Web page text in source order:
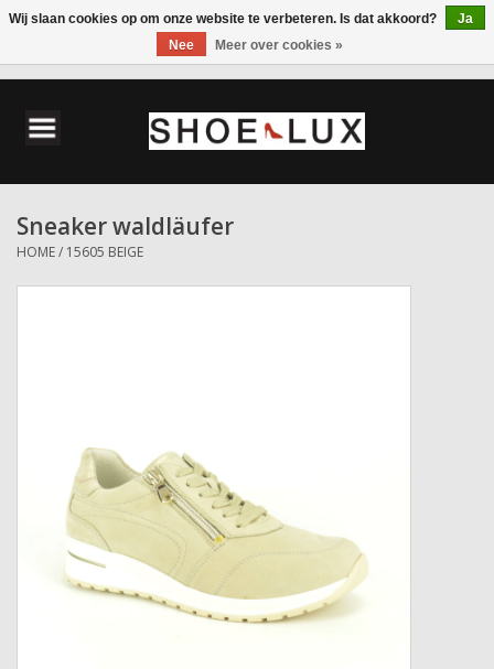
Herenschoenen
Accessoires
Sneaker waldläufer
HOME/ 15605 BEIGE
Wij slaan cookies op om onze website te verbeteren. Is dat akkoord?
Ja
Nee
Meer over cookies »